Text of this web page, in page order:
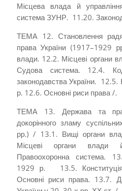
Місцева влада й
система ЗУНР. 11.20.
ТЕМА 12. Становлення
права­ України (1917–1929
влади. 12.2. Місцеві органи
Судова система. 12.4.
законодавства України.
р. 12.6. Основні риси права /.
ТЕМА 13. Держава та
докорінного зламу
рр.) / 13.1. Вищі органи
Місцеві органи влади
Правоохоронна система.
1929 р. 13.5.
Основні риси права. 13.7.